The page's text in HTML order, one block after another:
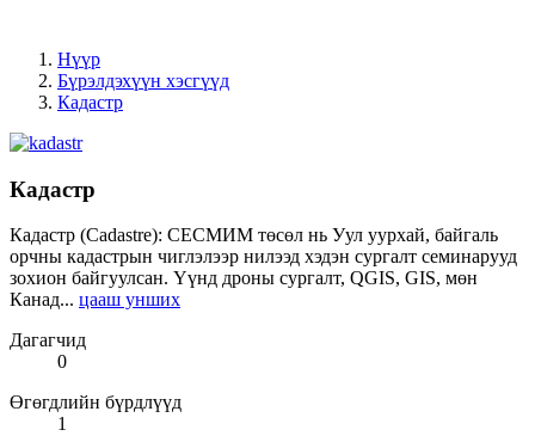
Нүүр
Бүрэлдэхүүн хэсгүүд
Кадастр
Кадастр
Кадастр (Cadastre): СЕСМИМ төсөл нь Уул уурхай, байгаль
орчны кадастрын чиглэлээр нилээд хэдэн сургалт семинарууд
зохион байгуулсан. Үүнд дроны сургалт, QGIS, GIS, мөн
Канад... цааш унших
Дагагчид
0
Өгөгдлийн бүрдлүүд
1